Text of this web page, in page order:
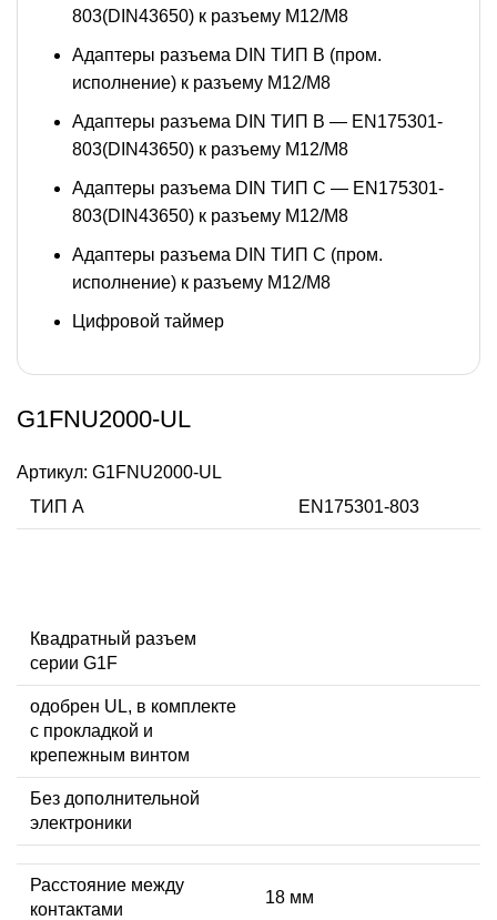
803(DIN43650) к разъему M12/M8
Адаптеры разъема DIN ТИП B (пром.
исполнение) к разъему M12/M8
Адаптеры разъема DIN ТИП B — EN175301-
803(DIN43650) к разъему M12/M8
Адаптеры разъема DIN ТИП C — EN175301-
803(DIN43650) к разъему M12/M8
Адаптеры разъема DIN ТИП C (пром.
исполнение) к разъему M12/M8
Цифровой таймер
G1FNU2000-UL
Артикул: G1FNU2000-UL
ТИП А
EN175301-803
Квадратный разъем
серии G1F
одобрен UL, в комплекте
с прокладкой и
крепежным винтом
Без дополнительной
электроники
Расстояние между
контактами
18 мм